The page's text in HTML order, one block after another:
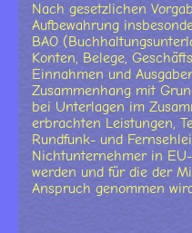
Nach gesetzlichen
Aufbewahrung
BAO
Konten, Belege,
Einnahmen und
Zusammenhang mit
bei Unterlagen im
erbrachten Leistungen,
Rundfunk- und
Nichtunternehmer in
werden und für die der
Anspruch genommen